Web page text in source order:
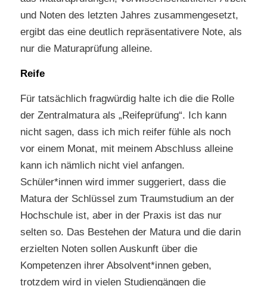
und Noten des letzten Jahres zusammengesetzt,
ergibt das eine deutlich repräsentativere Note, als
nur die Maturaprüfung alleine.
Reife
Für tatsächlich fragwürdig halte ich die die Rolle
der Zentralmatura als „Reifeprüfung“. Ich kann
nicht sagen, dass ich mich reifer fühle als noch
vor einem Monat, mit meinem Abschluss alleine
kann ich nämlich nicht viel anfangen.
Schüler*innen wird immer suggeriert, dass die
Matura der Schlüssel zum Traumstudium an der
Hochschule ist, aber in der Praxis ist das nur
selten so. Das Bestehen der Matura und die darin
erzielten Noten sollen Auskunft über die
Kompetenzen ihrer Absolvent*innen geben,
trotzdem wird in vielen Studiengängen die